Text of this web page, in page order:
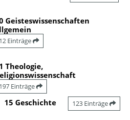
Geisteswissenschaften
12 Einträge
Theologie,
197 Einträge
15 Geschichte 123 Einträge